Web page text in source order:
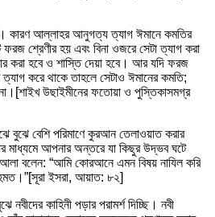
কারণ আল্লাহর আনুগত্য ত্যাগ ঈমানে কমতির
শ্রেণীর হয় এবং বিনা ওজরে সেটা ত্যাগ করা
করা হবে ও শাস্তি দেয়া হবে। আর যদি ফরজ
করে থাকে তাহলে সেটাও ঈমানের কমতি;
উছাইমীনের ফতোয়া ও পুস্তিকাসমগ্র
বুঝে বেশি পরিমাণে কুরআন তেলাওয়াত করার
মাধ্যমে আপনার অন্তরে যা কিছুর উদ্ভব ঘটে
বলেন: “আমি কোরআনে এমন বিষয় নাযিল করি
ইসরা, আয়াত: ৮২]
কাহিনী পড়ার পরামর্শ দিচ্ছি। নবী